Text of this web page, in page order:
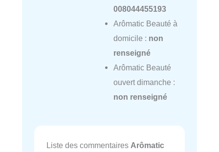
008044455193
Arômatic Beauté à
domicile : non
renseigné
Arômatic Beauté
ouvert dimanche :
non renseigné
Liste des commentaires Arômatic